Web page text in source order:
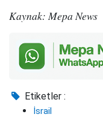
Kaynak: Mepa News
Etiketler :
İsrail